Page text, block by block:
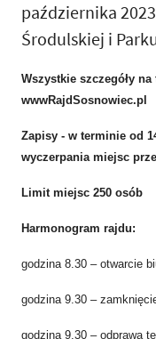
października
Środulskiej i
Wszystkie szczegóły
wwwRajdSosnowiec.pl
Zapisy - w terminie od
wyczerpania miejsc
Limit miejsc 250 osób
Harmonogram rajdu:
godzina 8.30 – otwarcie
godzina 9.30 –
godzina 9.30 – odprawa